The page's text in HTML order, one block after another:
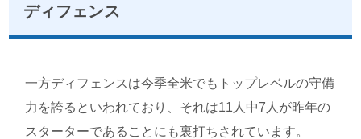
ディフェンス
一方ディフェンスは今季全米でもトップレベルの守備
力を誇るといわれており、それは11人中7人が昨年の
スターターであることにも裏打ちされています。